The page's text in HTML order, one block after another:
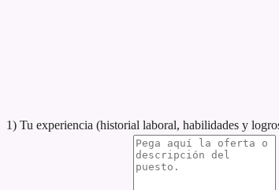
1) Tu experiencia (historial laboral, habilidades y